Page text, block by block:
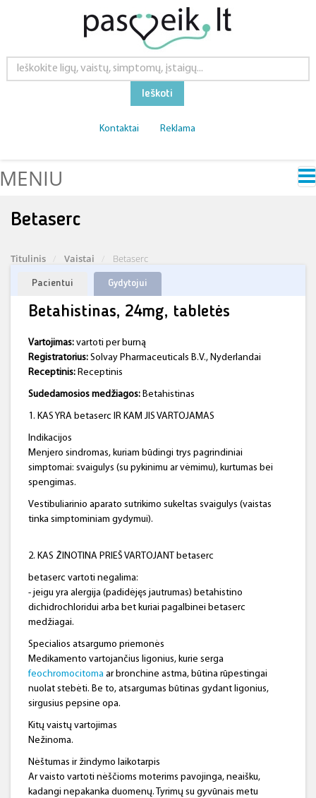
Ieškoti
Kontaktai Reklama
MENIU
Betaserc
Titulinis Vaistai Betaserc
Pacientui Gydytojui
Betahistinas, 24mg, tabletės
Vartojimas: vartoti per burną
Registratorius: Solvay Pharmaceuticals B.V., Nyderlandai
Receptinis: Receptinis
Sudedamosios medžiagos: Betahistinas
1. KAS YRA betaserc IR KAM JIS VARTOJAMAS
Indikacijos
Menjero sindromas, kuriam būdingi trys pagrindiniai
simptomai: svaigulys (su pykinimu ar vėmimu), kurtumas bei
spengimas.
Vestibuliarinio aparato sutrikimo sukeltas svaigulys (vaistas
tinka simptominiam gydymui).
2. KAS ŽINOTINA PRIEŠ VARTOJANT betaserc
betaserc vartoti negalima:
- jeigu yra alergija (padidėjęs jautrumas) betahistino
dichidrochloridui arba bet kuriai pagalbinei betaserc
medžiagai.
Specialios atsargumo priemonės
Medikamento vartojančius ligonius, kurie serga
feochromocitoma ar bronchine astma, būtina rūpestingai
nuolat stebėti. Be to, atsargumas būtinas gydant ligonius,
sirgusius pepsine opa.
Kitų vaistų vartojimas
Nežinoma.
Nėštumas ir žindymo laikotarpis
Ar vaisto vartoti nėščioms moterims pavojinga, neaišku,
kadangi nepakanka duomenų. Tyrimų su gyvūnais metu